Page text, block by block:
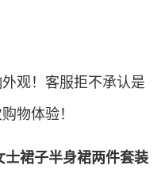
观！客服拒不承认是
物体验！
裙子半身裙两件套装